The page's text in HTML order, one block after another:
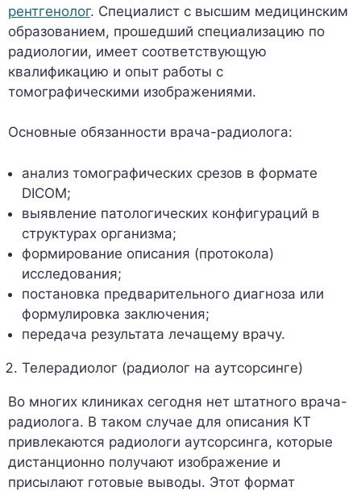
рентгенолог. Специалист с высшим медицинским
образованием, прошедший специализацию по
радиологии, имеет соответствующую
квалификацию и опыт работы с
томографическими изображениями.
Основные обязанности врача-радиолога:
анализ томографических срезов в формате
DICOM;
выявление патологических конфигураций в
структурах организма;
формирование описания (протокола)
исследования;
постановка предварительного диагноза или
формулировка заключения;
передача результата лечащему врачу.
Телерадиолог (радиолог на аутсорсинге)
Во многих клиниках сегодня нет штатного врача-
радиолога. В таком случае для описания КТ
привлекаются радиологи аутсорсинга, которые
дистанционно получают изображение и
присылают готовые выводы. Этот формат